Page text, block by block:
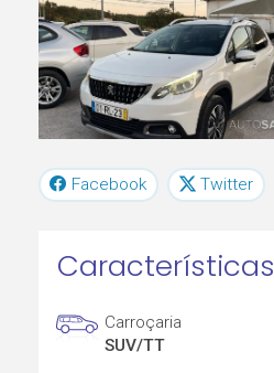
Facebook Twitter
Características
Carroçaria
SUV/TT